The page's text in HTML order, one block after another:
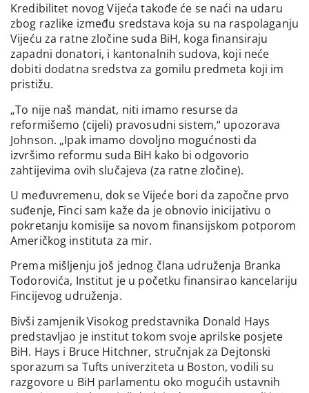
Kredibilitet novog Vijeća takođe će se naći na udaru
zbog razlike između sredstava koja su na raspolaganju
Vijeću za ratne zločine suda BiH, koga finansiraju
zapadni donatori, i kantonalnih sudova, koji neće
dobiti dodatna sredstva za gomilu predmeta koji im
pristižu.
„To nije naš mandat, niti imamo resurse da
reformišemo (cijeli) pravosudni sistem,“ upozorava
Johnson. „Ipak imamo dovoljno mogućnosti da
izvršimo reformu suda BiH kako bi odgovorio
zahtijevima ovih slučajeva (za ratne zločine).
U međuvremenu, dok se Vijeće bori da započne prvo
suđenje, Finci sam kaže da je obnovio inicijativu o
pokretanju komisije sa novom finansijskom potporom
Američkog instituta za mir.
Prema mišljenju još jednog člana udruženja Branka
Todorovića, Institut je u početku finansirao kancelariju
Fincijevog udruženja.
Bivši zamjenik Visokog predstavnika Donald Hays
predstavljao je institut tokom svoje aprilske posjete
BiH. Hays i Bruce Hitchner, stručnjak za Dejtonski
sporazum sa Tufts univerziteta u Boston, vodili su
razgovore u BiH parlamentu oko mogućih ustavnih